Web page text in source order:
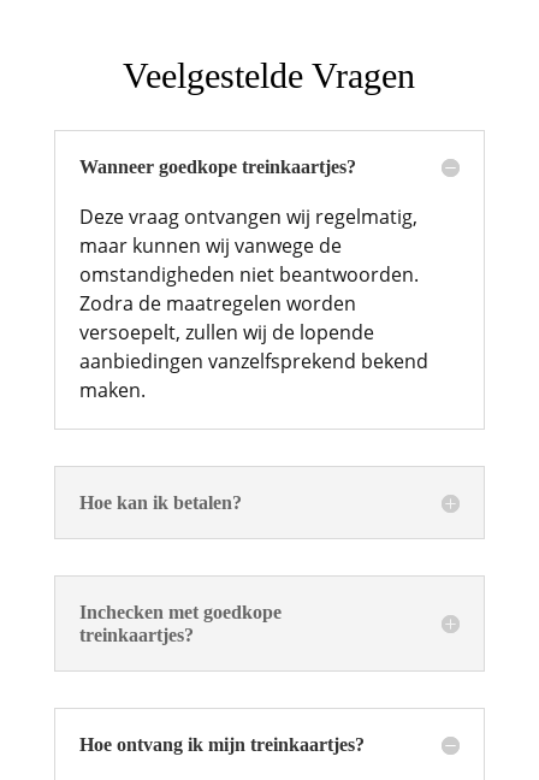
Veelgestelde Vragen
Wanneer goedkope treinkaartjes?
Deze vraag ontvangen wij regelmatig,
maar kunnen wij vanwege de
omstandigheden niet beantwoorden.
Zodra de maatregelen worden
versoepelt, zullen wij de lopende
aanbiedingen vanzelfsprekend bekend
maken.
Hoe kan ik betalen?
Inchecken met goedkope
treinkaartjes?
Hoe ontvang ik mijn treinkaartjes?